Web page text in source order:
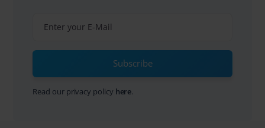
Subscribe
Read our privacy policy here.